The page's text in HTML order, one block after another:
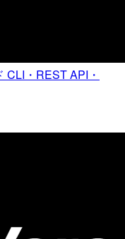
CLI・REST API・